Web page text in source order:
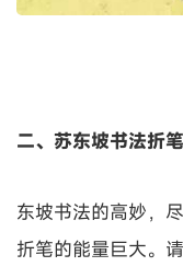
二、苏东坡书法折笔
东坡书法的高妙，
折笔的能量巨大。请